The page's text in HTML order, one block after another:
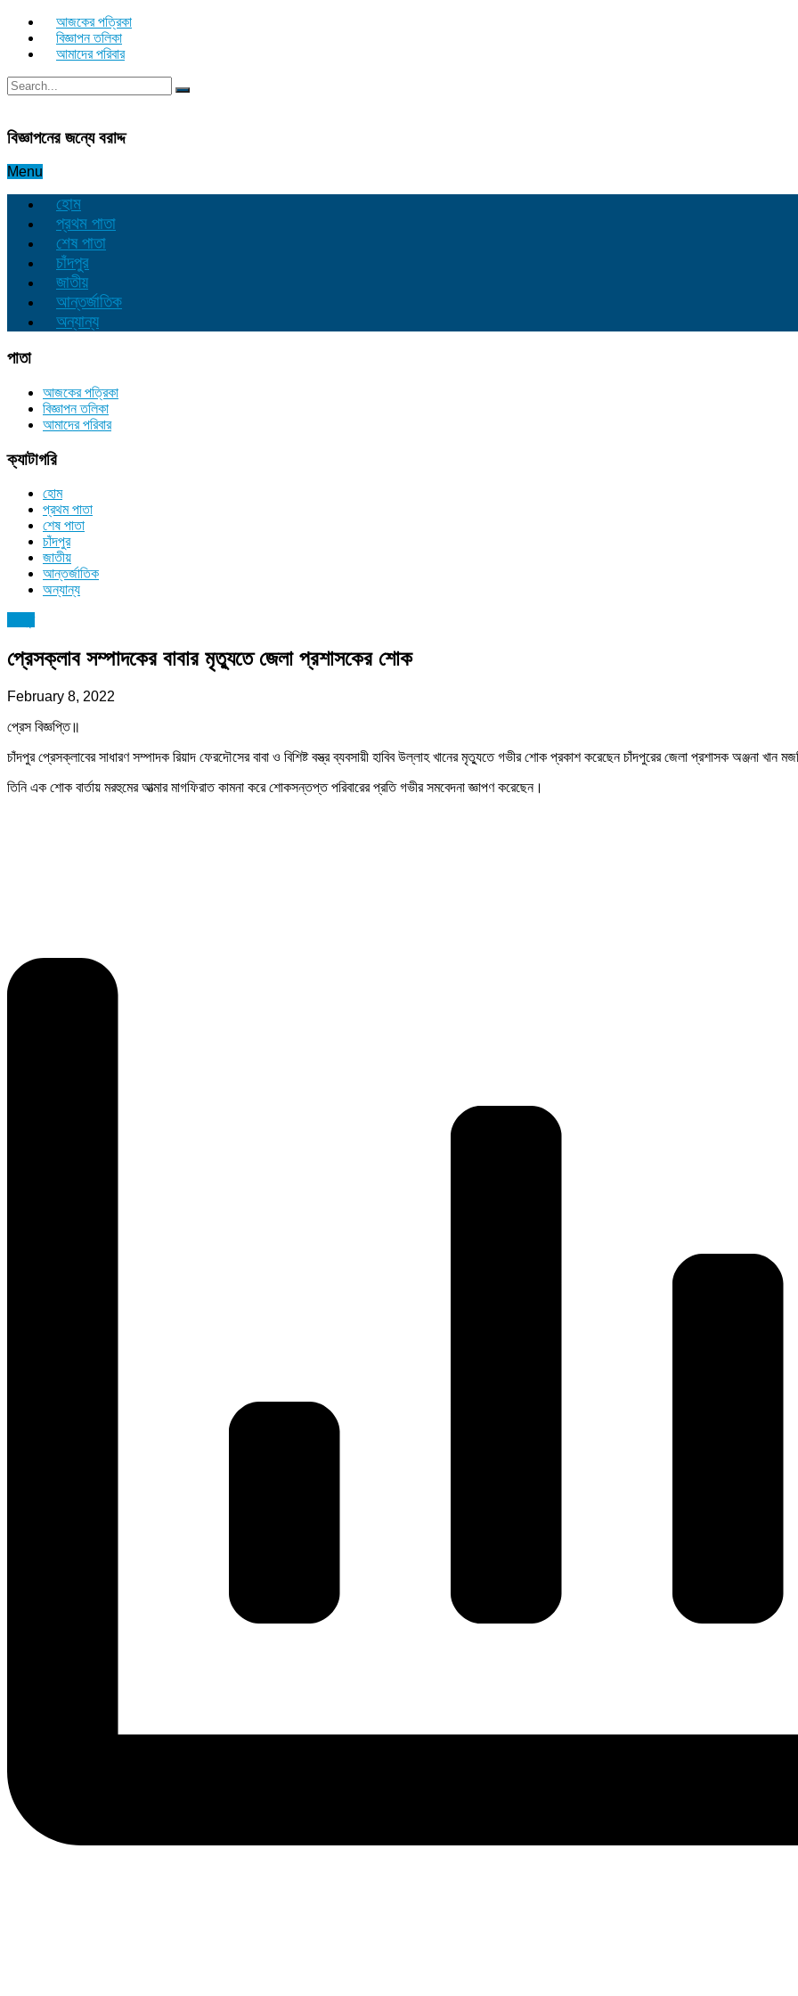
আজকের পত্রিকা
বিজ্ঞাপন তলিকা
আমাদের পরিবার
বিজ্ঞাপনের জন্যে বরাদ্দ
Menu
হোম
প্রথম পাতা
শেষ পাতা
চাঁদপুর
জাতীয়
আন্তর্জাতিক
অন্যান্য
পাতা
আজকের পত্রিকা
বিজ্ঞাপন তলিকা
আমাদের পরিবার
ক্যাটাগরি
হোম
প্রথম পাতা
শেষ পাতা
চাঁদপুর
জাতীয়
আন্তর্জাতিক
অন্যান্য
প্রেসক্লাব সম্পাদকের বাবার মৃত্যুতে জেলা প্রশাসকের শোক
February 8, 2022
প্রেস বিজ্ঞপ্তি॥
চাঁদপুর প্রেসক্লাবের সাধারণ সম্পাদক রিয়াদ ফেরদৌসের বাবা ও বিশিষ্ট বস্ত্র ব্যবসায়ী হাবিব উল্লাহ খানের মৃত্যুতে গভীর শোক প্রকাশ করেছেন চাঁদপুরের জেলা প্রশাসক অঞ্জনা খান
তিনি এক শোক বার্তায় মরহুমের আত্মার মাগফিরাত কামনা করে শোকসন্তপ্ত পরিবারের প্রতি গভীর সমবেদনা জ্ঞাপণ করেছেন।